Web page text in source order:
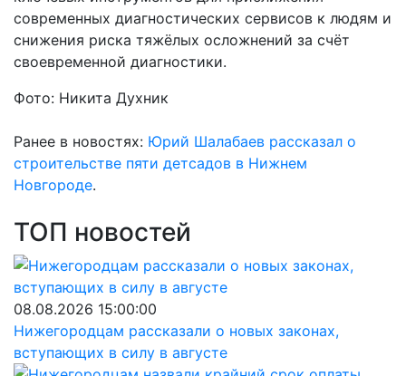
современных диагностических сервисов к людям и
снижения риска тяжёлых осложнений за счёт
своевременной диагностики.
Фото: Никита Духник
Ранее в новостях: Юрий Шалабаев рассказал о
строительстве пяти детсадов в Нижнем
Новгороде.
ТОП новостей
08.08.2026 15:00:00
Нижегородцам рассказали о новых законах,
вступающих в силу в августе